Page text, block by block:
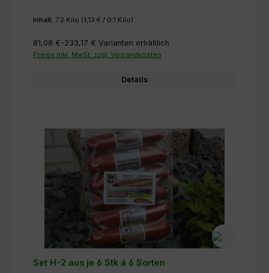
Inhalt: 7.2 Kilo (1,13 € / 0.1 Kilo)
81,08 €-233,17 € Varianten erhältlich
Preise inkl. MwSt. zzgl. Versandkosten
Details
Set H-2 aus je 6 Stk á 6 Sorten